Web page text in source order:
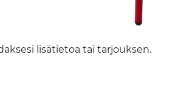
lisätietoa tai tarjouksen.